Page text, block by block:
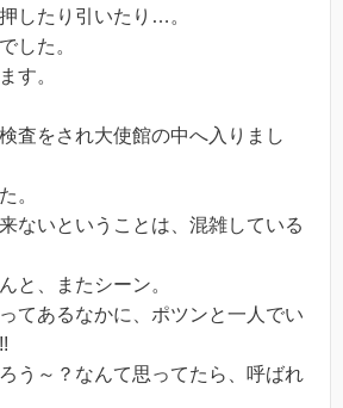
したり引いたり…。
した。
す。
査をされ大使館の中へ入りまし
。
ないということは、混雑している
と、またシーン。
てあるなかに、ポツンと一人でい
う～？なんて思ってたら、呼ばれ